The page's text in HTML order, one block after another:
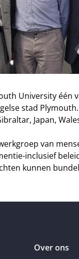
University één
stad
Japan,
van
inclusief
kunnen
Over ons